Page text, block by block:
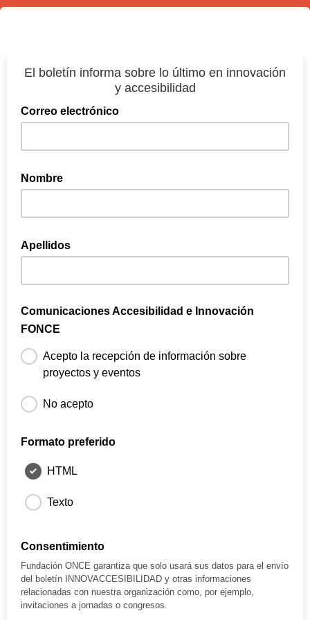
El boletín informa sobre lo último en innovación
y accesibilidad
Correo electrónico
Nombre
Apellidos
Comunicaciones Accesibilidad e Innovación
FONCE
Acepto la recepción de información sobre
proyectos y eventos
No acepto
electrónico, información de los proyectos y eventos de la
Fundación ONCE
Formato preferido
HTML
Texto
Consentimiento
Fundación ONCE garantiza que solo usará sus datos para el envío
del boletín INNOVACCESIBILIDAD y otras informaciones
relacionadas con nuestra organización como, por ejemplo,
invitaciones a jornadas o congresos.